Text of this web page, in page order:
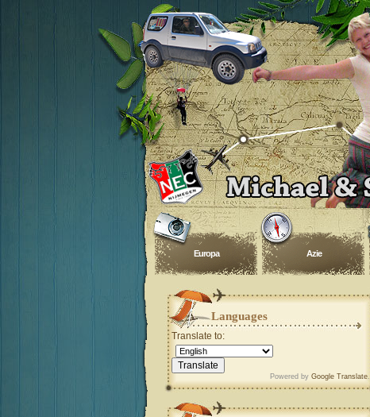
Europa Azie
Languages
Translate to:
Powered by Google Translate.